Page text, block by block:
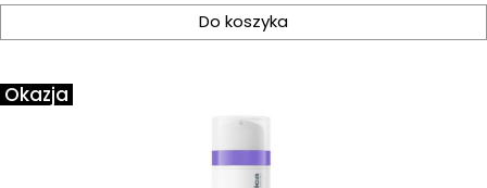
Do koszyka
Okazja